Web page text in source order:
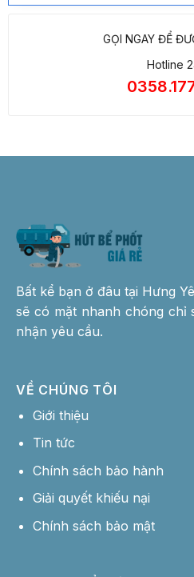
GỌI NGAY ĐỂ
Hotline
Bất kể bạn ở đâu tại Hưng
sẽ có mặt nhanh chóng chỉ
nhận yêu cầu.
VỀ CHÚNG TÔI
Giới thiệu
Tin tức
Chính sách bảo hành
Giải quyết khiếu nại
Chính sách bảo mật